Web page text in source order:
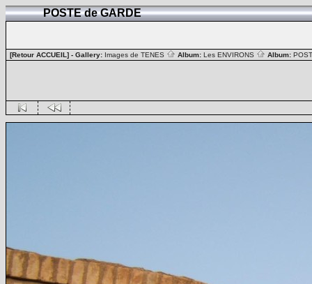
POSTE de GARDE
[Retour ACCUEIL] - Gallery: Images de TENES Album: Les ENVIRONS Album: